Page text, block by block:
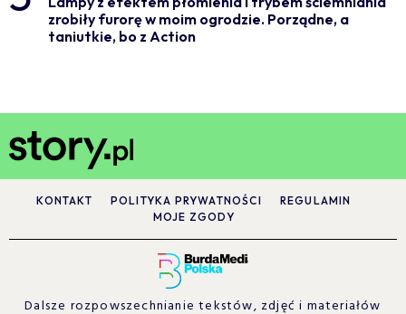
zrobiły furorę w moim ogrodzie. Porządne, a
taniutkie, bo z Action
KONTAKT POLITYKA PRYWATNOŚCI
REGULAMIN
MOJE ZGODY
Dalsze rozpowszechnianie tekstów, zdjęć i materiałów